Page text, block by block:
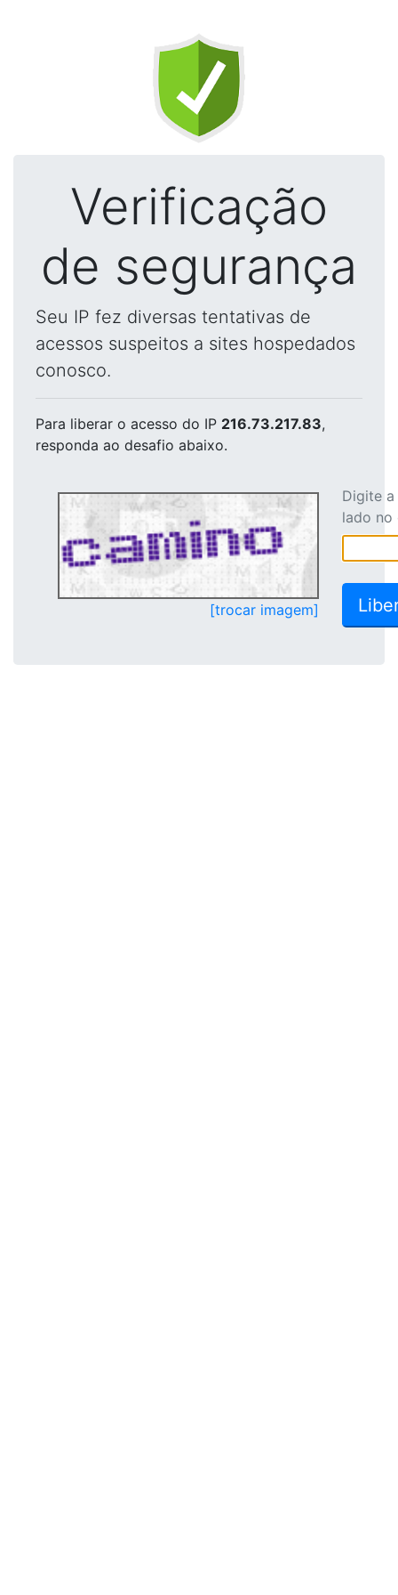
Verificação
de segurança
Seu IP fez diversas tentativas de
acessos suspeitos a sites hospedados
conosco.
Para liberar o acesso do IP 216.73.217.83,
responda ao desafio abaixo.
[trocar imagem]
Digite
lado no